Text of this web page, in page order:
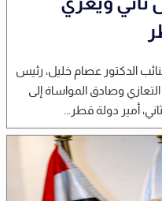
الدكتور عصام خليل، رئيس
وصادق المواساة إلى
أمير دولة قطر...